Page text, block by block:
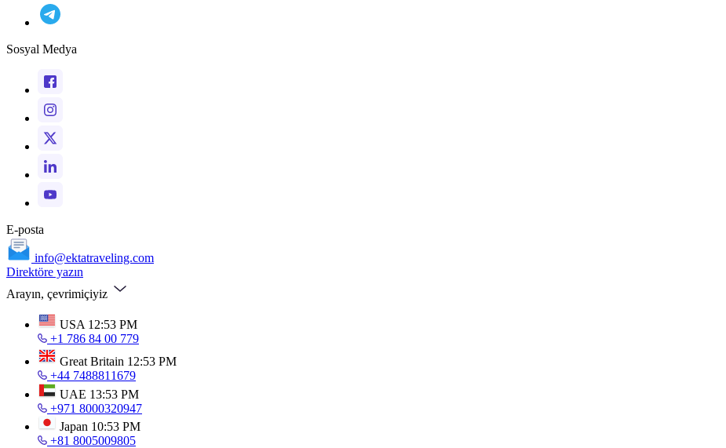
Sosyal Medya
E-posta
info@ektatraveling.com
Direktöre yazın
Arayın, çevrimiçiyiz
USA 12:53 PM
+1 786 84 00 779
Great Britain 12:53 PM
+44 7488811679
UAE 13:53 PM
+971 8000320947
Japan 10:53 PM
+81 8005009805